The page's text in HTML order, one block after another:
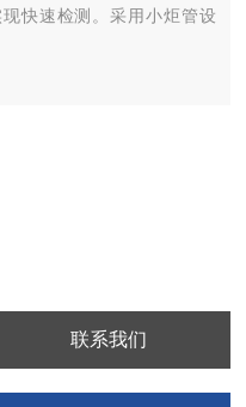
快速检测。采用小炬管设
联系我们